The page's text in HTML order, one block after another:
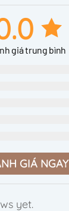
giá trung bình
GIÁ NGAY
yet.